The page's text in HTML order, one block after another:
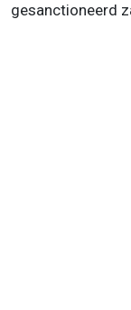
gesanctioneerd